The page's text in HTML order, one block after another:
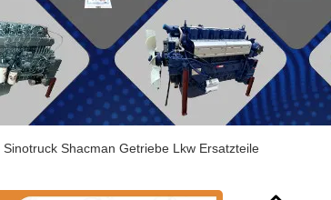
Shacman Getriebe Lkw Ersatzteile